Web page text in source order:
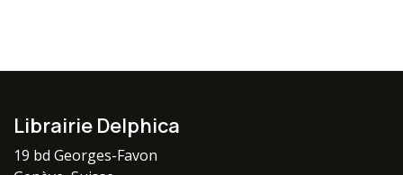
Librairie Delphica
19 bd Georges-Favon